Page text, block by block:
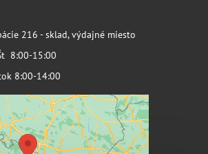
216 - sklad, výdajné miesto
8:00-15:00
14:00